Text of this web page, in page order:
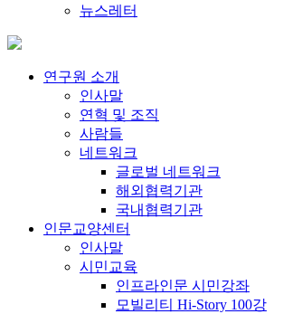
뉴스레터
연구원 소개
인사말
연혁 및 조직
사람들
네트워크
글로벌 네트워크
해외협력기관
국내협력기관
인문교양센터
인사말
시민교육
인프라인문 시민강좌
모빌리티 Hi-Story 100강